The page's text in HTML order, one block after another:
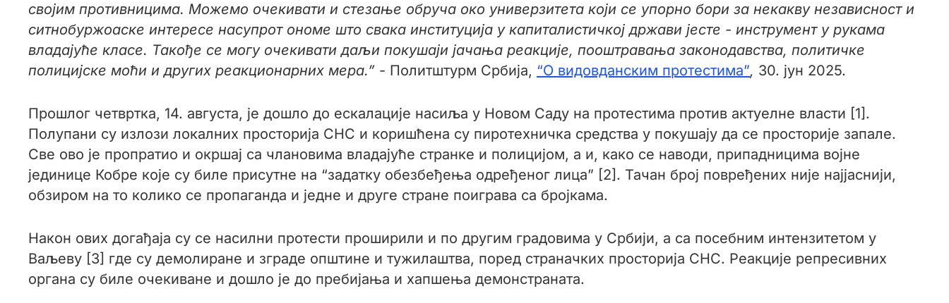
својим противницима. Можемо очекивати и стезање обруча око универзитета који се упорно бори за некакву независност и
ситнобуржоаске интересе насупрот ономе што свака институција у капиталистичкој држави јесте - инструмент у рукама
владајуће класе. Такође се могу очекивати даљи покушаји јачања реакције, пооштравања законодавства, политичке
полицијске моћи и других реакционарних мера.” - Политштурм Србија, “О видовданским протестима”, 30. јун 2025.
Прошлог четвртка, 14. августа, је дошло до ескалације насиља у Новом Саду на протестима против актуелне власти [1].
Полупани су излози локалних просторија СНС и коришћена су пиротехничка средства у покушају да се просторије запале.
Све ово је пропратио и окршај са члановима владајуће странке и полицијом, а и, како се наводи, припадницима војне
јединице Кобре које су биле присутне на “задатку обезбеђења одређеног лица” [2]. Тачан број повређених није најјаснији,
обзиром на то колико се пропаганда и једне и друге стране поиграва са бројкама.
Након ових догађаја су се насилни протести проширили и по другим градовима у Србији, а са посебним интензитетом у
Ваљеву [3] где су демолиране и зграде општине и тужилаштва, поред страначких просторија СНС. Реакције репресивних
органа су биле очекиване и дошло је до пребијања и хапшења демонстраната.